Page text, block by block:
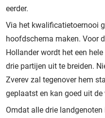
eerder.
Via het kwalificatietoernooi
hoofdschema maken. Voor
Hollander wordt het een
drie partijen uit te breiden.
Zverev zal tegenover hem
geplaatst en kan goed uit de
Omdat alle drie